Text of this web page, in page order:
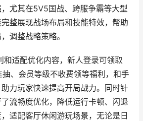
尤其在5V5国战、跨服争霸等大型
整展现战场布局和技能特效，帮助
调整战略策略。
和适配优化内容，新人登录可领取
、会员等级不收费领等福利，和手
力玩家快速提高开局战力。同时针
流畅度优化，降低运行卡顿、闪退
适配客厅休闲游玩场景，无论是日